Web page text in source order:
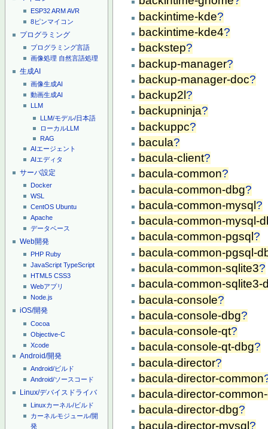
ESP32ARMAVR
8ピンマイコン
プログラミング
プログラミング言語
画像処理 自然言語処理
生成AI
画像生成AI
動画生成AI
LLM
LLM/モデル/日本語
ローカルLLM
RAG
AIエージェント
AIエディタ
サーバ設定
Docker
WSL
CentOS Ubuntu
Apache
データベース
Web開発
PHP Ruby
JavaScript TypeScript
HTML5 CSS3
Webアプリ
Node.js
iOS/開発
Cocoa
Objective-C
Xcode
Android/開発
Android/ビルド
Android/ソースコード
Linux/デバイスドライバ
Linuxカーネル/ビルド
カーネルモジュール/開
発
backintime-kde?
backintime-kde4?
backstep?
backup-manager?
backup-manager-doc?
backup2l ?
backupninja?
backuppc?
bacula?
bacula-client?
bacula-common?
bacula-common-dbg?
bacula-common-mysql ?
bacula-common-mysql-
bacula-common-pgsql ?
bacula-common-pgsql-
bacula-common-sqlite3?
bacula-common-sqlite3-
bacula-console?
bacula-console-dbg?
bacula-console-qt?
bacula-console-qt-dbg?
bacula-director?
bacula-director-common
bacula-director-
bacula-director-dbg?
bacula-director-mysql?